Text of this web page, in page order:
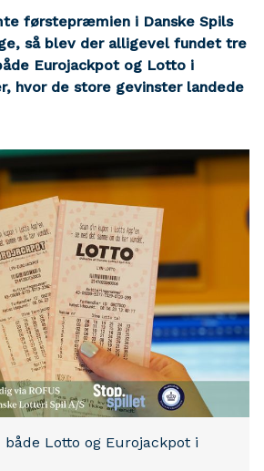
førstepræmien i Danske Spils
så blev der alligevel fundet tre
Eurojackpot og Lotto i
hvor de store gevinster landede
både Lotto og Eurojackpot i